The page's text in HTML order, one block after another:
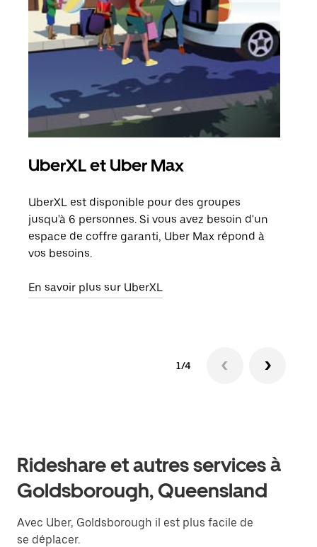
UberXL et Uber Max
UberXL est disponible pour des groupes
jusqu'à 6 personnes. Si vous avez besoin d'un
espace de coffre garanti, Uber Max répond à
vos besoins.
En savoir plus sur UberXL
1/4
Rideshare et autres services à
Goldsborough, Queensland
Avec Uber, Goldsborough il est plus facile de
se déplacer.